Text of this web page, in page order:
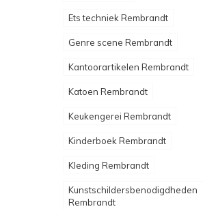
Ets techniek Rembrandt
Genre scene Rembrandt
Kantoorartikelen Rembrandt
Katoen Rembrandt
Keukengerei Rembrandt
Kinderboek Rembrandt
Kleding Rembrandt
Kunstschildersbenodigdheden
Rembrandt